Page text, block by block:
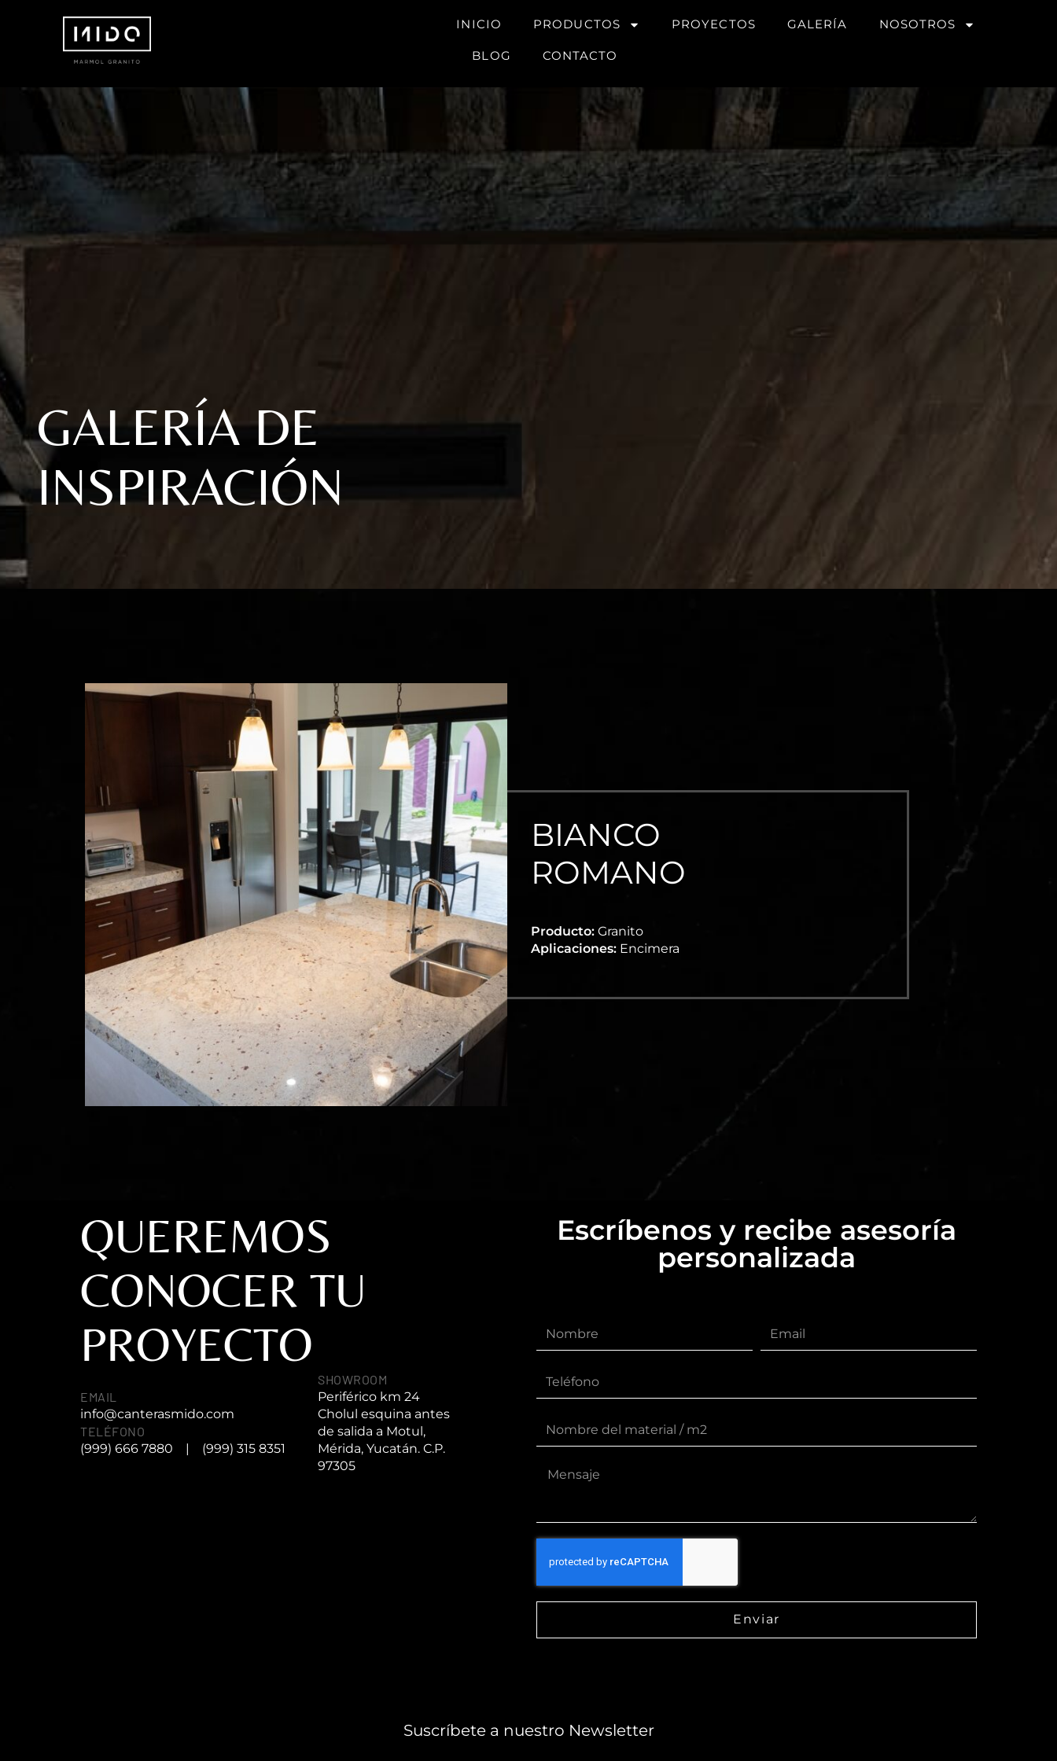
INICIO PRODUCTOS PROYECTOS GALERÍA NOSOTROS
BLOG CONTACTO
GALERÍA DE
INSPIRACIÓN
BIANCO
ROMANO
Producto:Granito
Aplicaciones: Encimera
QUEREMOS
CONOCER TU
PROYECTO
EMAIL
info@canterasmido.com
TELÉFONO
(999) 666 7880
| (999) 315 8351
SHOWROOM
Periférico km 24
Cholul esquina antes
de salida a Motul,
Mérida, Yucatán. C.P.
97305
Escríbenos y recibe asesoría
personalizada
Enviar
Suscríbete a nuestro Newsletter